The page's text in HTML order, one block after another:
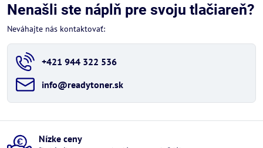
Nenašli ste náplň pre svoju tlačiareň?
Neváhajte nás kontaktovať:
+421 944 322 536
info​@readytoner​.sk
Nízke ceny